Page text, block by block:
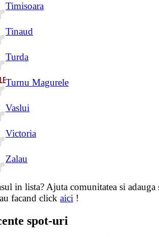
Timisoara
Tinaud
Turda
Turnu Magurele
Vaslui
Victoria
Zalau
in lista? Ajuta comunitatea si adauga
facand click aici !
spot-uri